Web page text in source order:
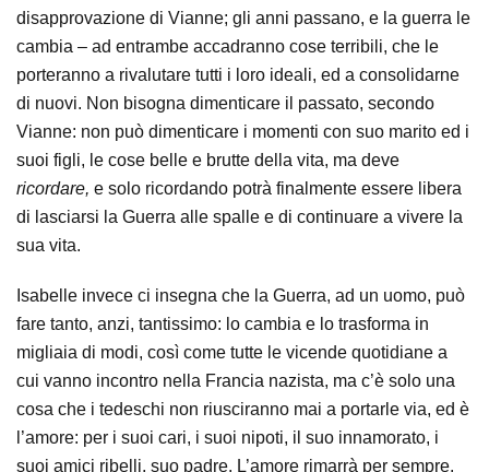
disapprovazione di Vianne; gli anni passano, e la guerra le
cambia – ad entrambe accadranno cose terribili, che le
porteranno a rivalutare tutti i loro ideali, ed a consolidarne
di nuovi. Non bisogna dimenticare il passato, secondo
Vianne: non può dimenticare i momenti con suo marito ed i
suoi figli, le cose belle e brutte della vita, ma deve
ricordare, e solo ricordando potrà finalmente essere libera
di lasciarsi la Guerra alle spalle e di continuare a vivere la
sua vita.
Isabelle invece ci insegna che la Guerra, ad un uomo, può
fare tanto, anzi, tantissimo: lo cambia e lo trasforma in
migliaia di modi, così come tutte le vicende quotidiane a
cui vanno incontro nella Francia nazista, ma c’è solo una
cosa che i tedeschi non riusciranno mai a portarle via, ed è
l’amore: per i suoi cari, i suoi nipoti, il suo innamorato, i
suoi amici ribelli, suo padre. L’amore rimarrà per sempre.